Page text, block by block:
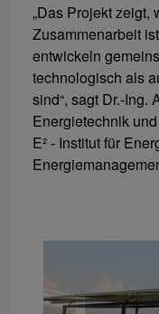
„Das Projekt
Zusammenarbeit
entwickeln
technologisch als
sind“, sagt Dr.-Ing.
Energietechnik
E² - Institut für